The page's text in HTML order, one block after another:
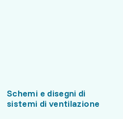
Schemi e disegni di
sistemi di ventilazione